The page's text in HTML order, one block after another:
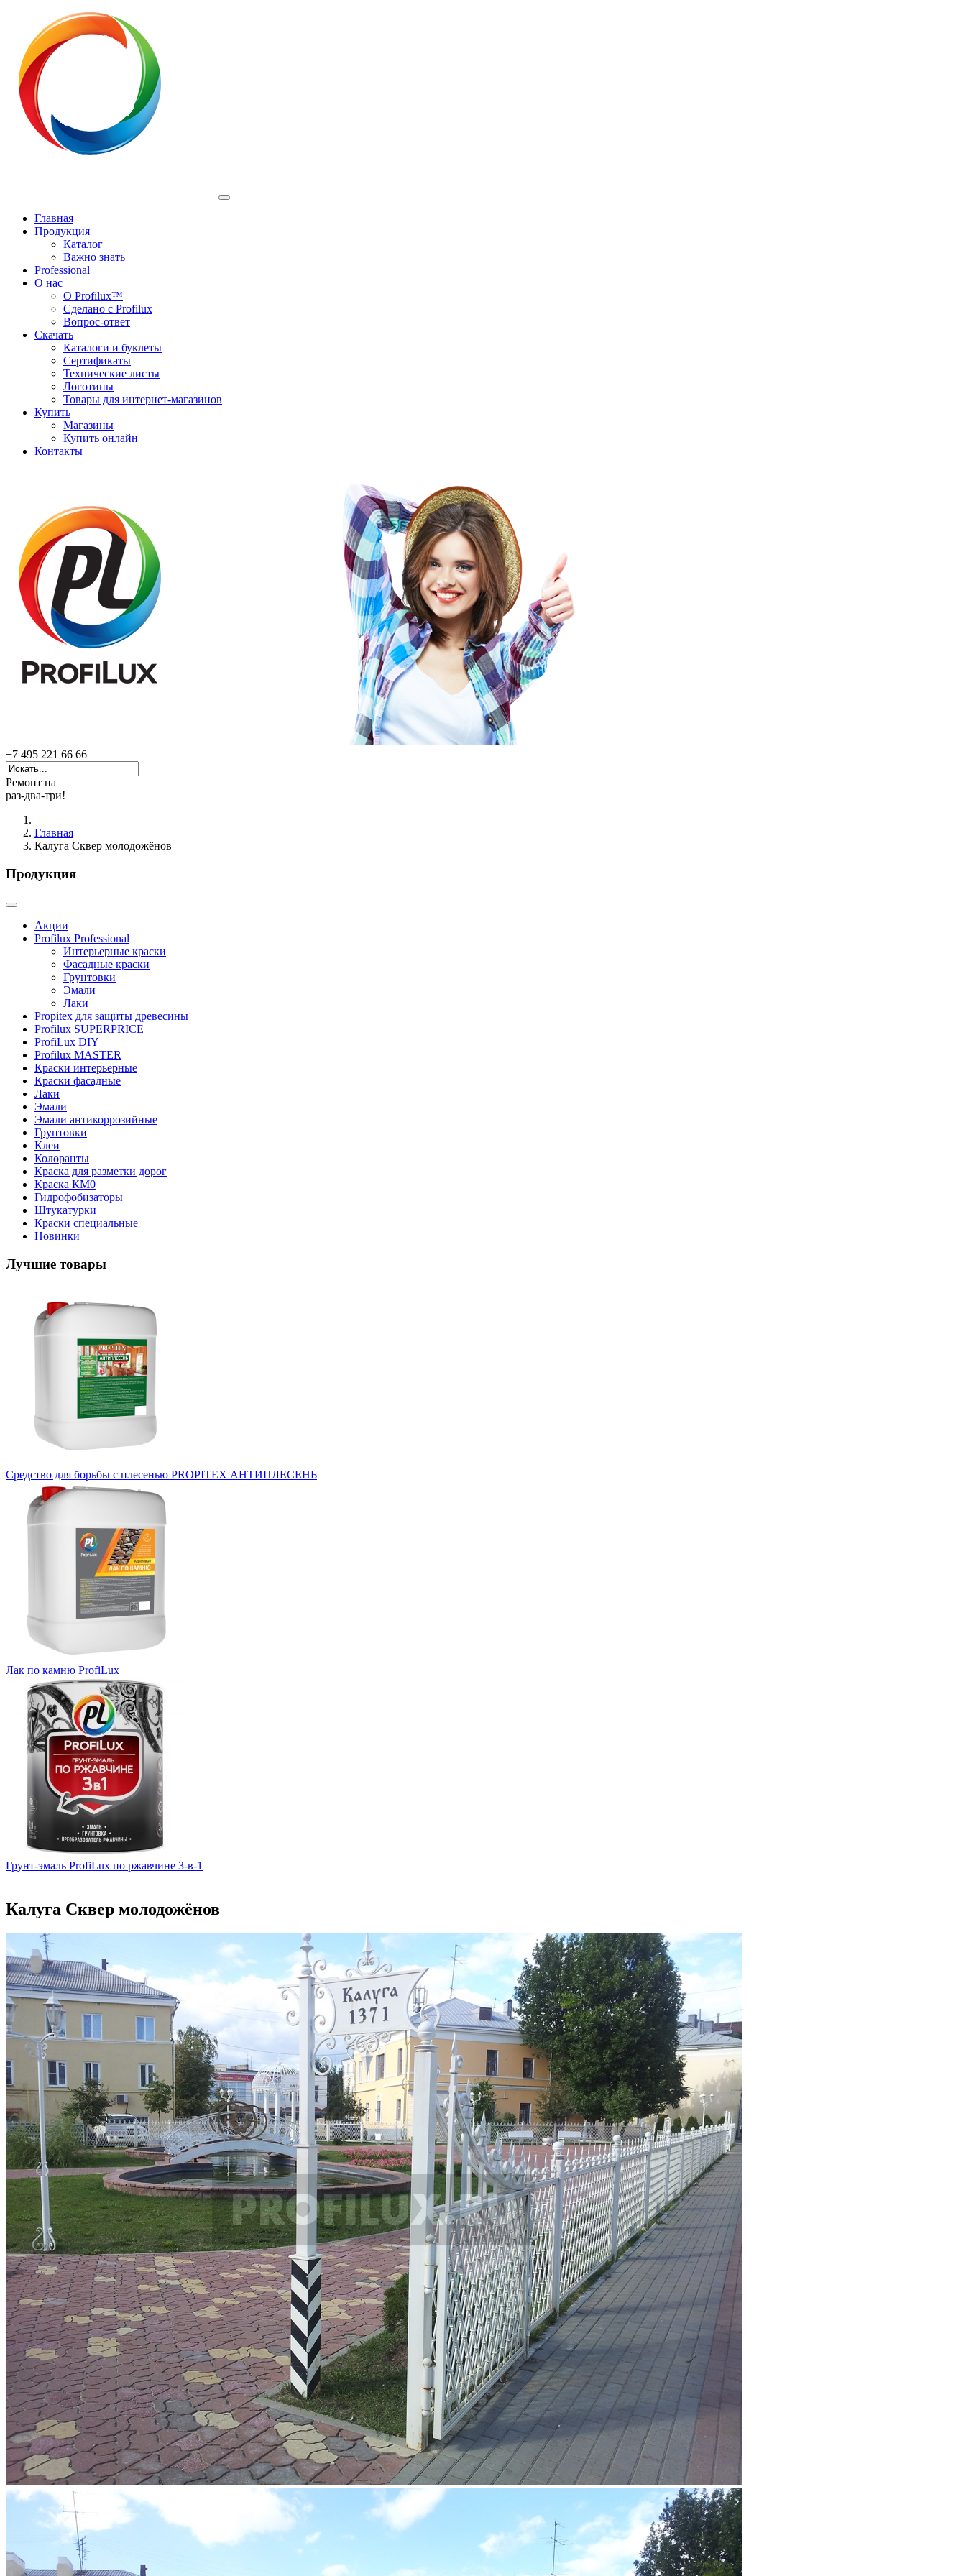
Главная
Продукция
Каталог
Важно знать
Professional
О нас
О Profilux™
Сделано с Profilux
Вопрос-ответ
Скачать
Каталоги и буклеты
Сертификаты
Технические листы
Логотипы
Товары для интернет-магазинов
Купить
Магазины
Купить онлайн
Контакты
+7 495 221 66 66
Ремонт на
раз-два-три!
Главная
Калуга Сквер молодожёнов
Продукция
Акции
Profilux Professional
Интерьерные краски
Фасадные краски
Грунтовки
Эмали
Лаки
Propitex для защиты древесины
Profilux SUPERPRICE
ProfiLux DIY
Profilux MASTER
Краски интерьерные
Краски фасадные
Лаки
Эмали
Эмали антикоррозийные
Грунтовки
Клеи
Колоранты
Краска для разметки дорог
Краска КМ0
Гидрофобизаторы
Штукатурки
Краски специальные
Новинки
Лучшие товары
Средство для борьбы с плесенью PROPITEX АНТИПЛЕСЕНЬ
Лак по камню ProfiLux
Грунт-эмаль ProfiLux по ржавчине 3-в-1
Калуга Сквер молодожёнов